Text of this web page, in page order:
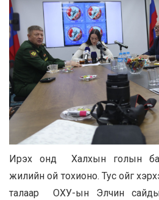
Ирэх онд Халхын голын
жилийн ой тохионо. Тус ойг
талаар ОХУ-ын Элчин